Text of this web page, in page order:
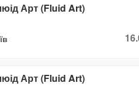
Арт (Fluid Art)
Арт (Fluid Art)